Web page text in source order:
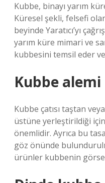
Kubbe, binayı yarım
Küresel şekli, felsefi
beyinde Yaratıcı’yı
yarım küre mimari ve
kubbesini temsil eder
Kubbe alemi
Kubbe çatısı taştan
üstüne yerleştirildiği için
önemlidir. Ayrıca bu
göz önünde
ürünler kubbenin